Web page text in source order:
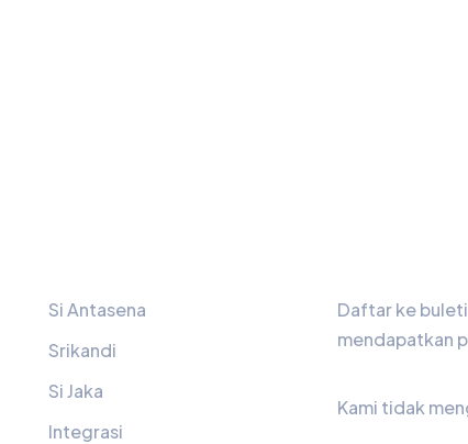
Si Antasena
Srikandi
Si Jaka
Integrasi
Daftar ke
mendapatkan
Kami tidak